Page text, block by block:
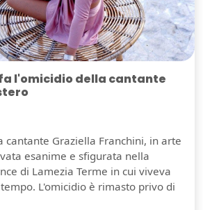
l'omicidio della cantante
cantante Graziella Franchini, in arte
esanime e sfigurata nella
di Lamezia Terme in cui viveva
L'omicidio è rimasto privo di